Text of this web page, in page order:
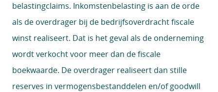
belastingclaims. Inkomstenbelasting is aan de orde
als de overdrager bij de bedrijfsoverdracht fiscale
winst realiseert. Dat is het geval als de onderneming
wordt verkocht voor meer dan de fiscale
boekwaarde. De overdrager realiseert dan stille
reserves in vermogensbestanddelen en/of goodwill